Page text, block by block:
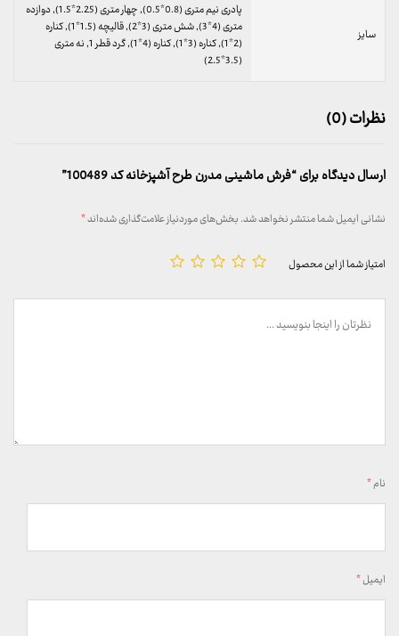
سایز
پادری نیم متری (0.8*0.5), چهار متری (2.25*1.5), دوازده
متری (4*3), شش متری (3*2), قالیچه (1.5*1), کناره
(2*1), کناره (3*1), کناره (4*1), گرد قطر 1, نه متری
(3.5*2.5)
نظرات (0)
ارسال دیدگاه برای “فرش ماشینی مدرن طرح آشپزخانه کد 100489”
نشانی ایمیل شما منتشر نخواهد شد.بخش‌های موردنیاز علامت‌گذاری شده‌اند*
امتیاز شما از این محصول
نام*
ایمیل*